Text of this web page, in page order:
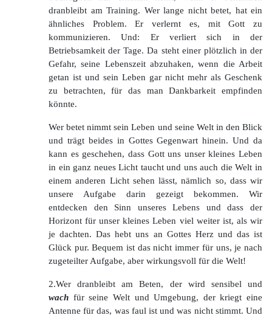
dranbleibt am Training. Wer lange nicht betet, hat ein
ähnliches Problem. Er verlernt es, mit Gott zu
kommunizieren. Und: Er verliert sich in der
Betriebsamkeit der Tage. Da steht einer plötzlich in der
Gefahr, seine Lebenszeit abzuhaken, wenn die Arbeit
getan ist und sein Leben gar nicht mehr als Geschenk
zu betrachten, für das man Dankbarkeit empfinden
könnte.
Wer betet nimmt sein Leben und seine Welt in den Blick
und trägt beides in Gottes Gegenwart hinein. Und da
kann es geschehen, dass Gott uns unser kleines Leben
in ein ganz neues Licht taucht und uns auch die Welt in
einem anderen Licht sehen lässt, nämlich so, dass wir
unsere Aufgabe darin gezeigt bekommen. Wir
entdecken den Sinn unseres Lebens und dass der
Horizont für unser kleines Leben viel weiter ist, als wir
je dachten. Das hebt uns an Gottes Herz und das ist
Glück pur. Bequem ist das nicht immer für uns, je nach
zugeteilter Aufgabe, aber wirkungsvoll für die Welt!
2.Wer dranbleibt am Beten, der wird sensibel und
wach für seine Welt und Umgebung, der kriegt eine
Antenne für das, was faul ist und was nicht stimmt. Und